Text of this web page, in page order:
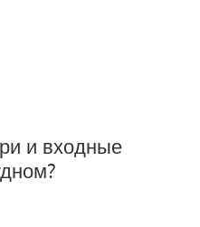
и входные